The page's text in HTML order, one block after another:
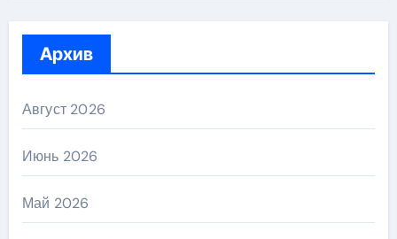
Архив
Август 2026
Июнь 2026
Май 2026